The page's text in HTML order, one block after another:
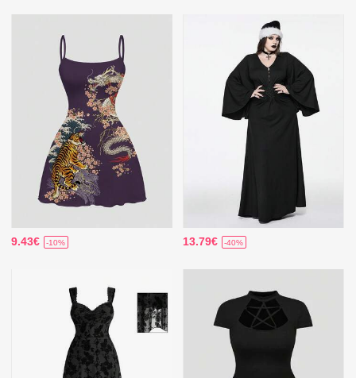
9.43€ -10% 13.79€ -40%